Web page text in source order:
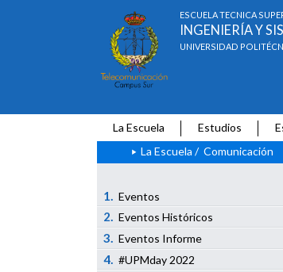
ESCUELA TÉCNICA
INGENIERÍA Y
UNIVERSIDAD
La Escuela Estudios
La Escuela / Comunicación
1. Eventos
2. Eventos Históricos
3. Eventos Informe
4. #UPMday 2022